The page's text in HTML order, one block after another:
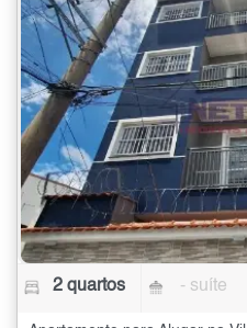
2 quartos - suíte